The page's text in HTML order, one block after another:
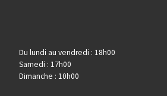
Du lundi au vendredi : 18h00
Samedi : 17h00
Dimanche : 10h00